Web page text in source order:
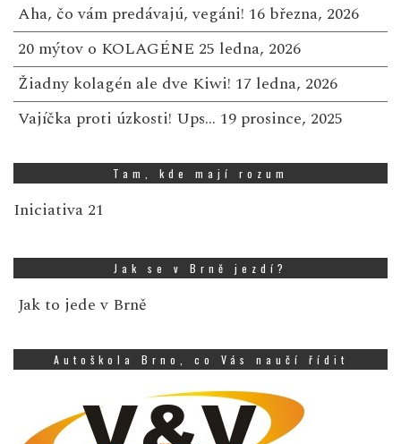
Aha, čo vám predávajú, vegáni! 16 března, 2026
20 mýtov o KOLAGÉNE 25 ledna, 2026
Žiadny kolagén ale dve Kiwi! 17 ledna, 2026
Vajíčka proti úzkosti! Ups… 19 prosince, 2025
Tam, kde mají rozum
Iniciativa 21
Jak se v Brně jezdí?
Jak to jede v Brně
Autoškola Brno, co Vás naučí řídit